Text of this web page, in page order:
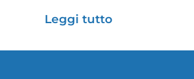
Leggi tutto